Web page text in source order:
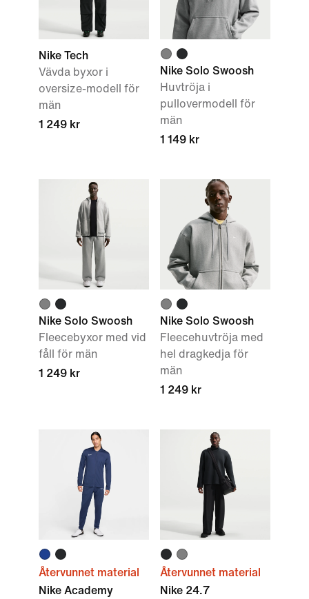
Nike Tech
Vävda byxor i
oversize-modell för
män
1 249 kr
Nike Solo Swoosh
Huvtröja i
pullovermodell för
män
1 149 kr
Nike Solo Swoosh
Fleecebyxor med vid
fåll för män
1 249 kr
Nike Solo Swoosh
Fleecehuvtröja med
hel dragkedja för
män
1 249 kr
Återvunnet material
Nike Academy
Återvunnet material
Nike 24.7